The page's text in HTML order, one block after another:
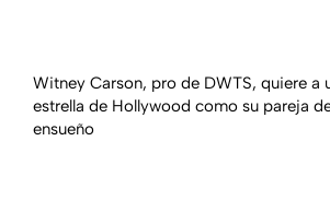
Witney Carson, pro de DWTS, quiere a
estrella de Hollywood como su pareja
ensueño